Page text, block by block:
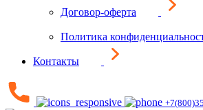
Договор-оферта
Политика
Контакты